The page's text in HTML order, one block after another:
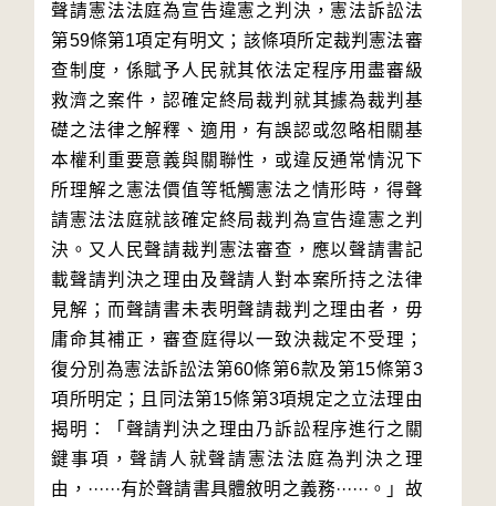
聲請憲法法庭為宣告違憲之判決，憲法訴訟法
第59條第1項定有明文；該條項所定裁判憲法審
查制度，係賦予人民就其依法定程序用盡審級
救濟之案件，認確定終局裁判就其據為裁判基
礎之法律之解釋、適用，有誤認或忽略相關基
本權利重要意義與關聯性，或違反通常情況下
所理解之憲法價值等牴觸憲法之情形時，得聲
請憲法法庭就該確定終局裁判為宣告違憲之判
決。又人民聲請裁判憲法審查，應以聲請書記
載聲請判決之理由及聲請人對本案所持之法律
見解；而聲請書未表明聲請裁判之理由者，毋
庸命其補正，審查庭得以一致決裁定不受理；
復分別為憲法訴訟法第60條第6款及第15條第3
項所明定；且同法第15條第3項規定之立法理由
揭明：「聲請判決之理由乃訴訟程序進行之關
鍵事項，聲請人就聲請憲法法庭為判決之理
由，······有於聲請書具體敘明之義務······。」故